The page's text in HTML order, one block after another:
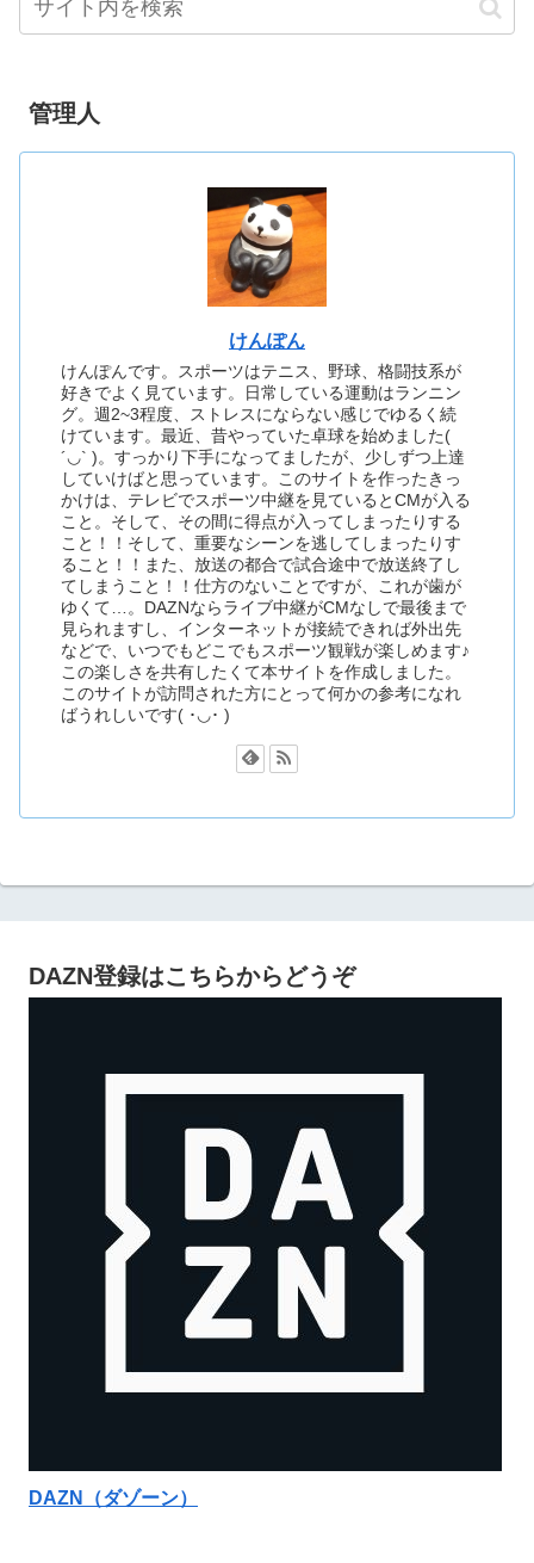
管理人
けんぽん
けんぽんです。スポーツはテニス、野球、格闘技系が
好きでよく見ています。日常している運動はランニン
グ。週2~3程度、ストレスにならない感じでゆるく続
けています。最近、昔やっていた卓球を始めました(
´◡` )。すっかり下手になってましたが、少しずつ上達
していけばと思っています。このサイトを作ったきっ
かけは、テレビでスポーツ中継を見ているとCMが入る
こと。そして、その間に得点が入ってしまったりする
こと！！そして、重要なシーンを逃してしまったりす
ること！！また、放送の都合で試合途中で放送終了し
てしまうこと！！仕方のないことですが、これが歯が
ゆくて…。DAZNならライブ中継がCMなしで最後まで
見られますし、インターネットが接続できれば外出先
などで、いつでもどこでもスポーツ観戦が楽しめます♪
この楽しさを共有したくて本サイトを作成しました。
このサイトが訪問された方にとって何かの参考になれ
ばうれしいです( ･◡･ )
DAZN登録はこちらからどうぞ
DAZN（ダゾーン）